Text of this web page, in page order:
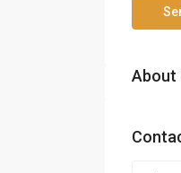
About